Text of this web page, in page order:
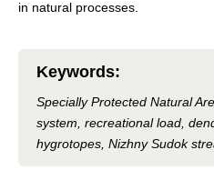
in natural processes.
Keywords:
Specially Protected Natural
system, recreational load,
hygrotopes, Nizhny Sudok